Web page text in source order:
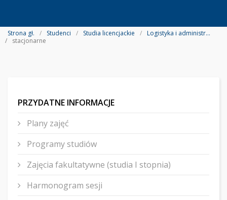
Strona gł. Studenci Studia licencjackie
Logistyka i administrowanie w mediach
stacjonarne
PRZYDATNE INFORMACJE
Plany zajęć
Programy studiów
Zajęcia fakultatywne (studia I stopnia)
Harmonogram sesji